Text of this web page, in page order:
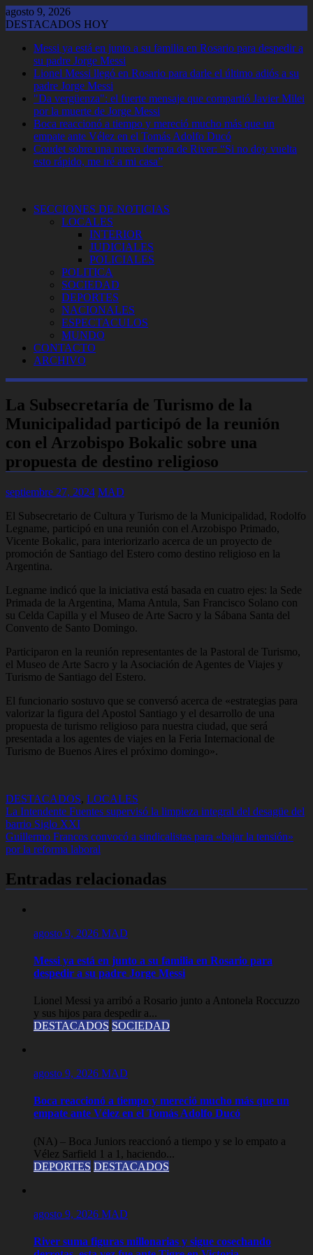
Saltar
al
agosto 9, 2026
DESTACADOS HOY
Messi ya está en junto a su familia en Rosario para despedir a
su padre Jorge Messi
Lionel Messi llegó en Rosario para darle el último adiós a su
padre Jorge Messi
"Da vergüenza": el fuerte mensaje que compartió Javier Milei
por la muerte de Jorge Messi
Boca reaccionó a tiempo y mereció mucho más que un
empate ante Vélez en el Tomás Adolfo Ducó
Coudet sobre una nueva derrota de River: “Si no doy vuelta
esto rápido, me iré a mi casa”
SECCIONES DE NOTICIAS
LOCALES
INTERIOR
JUDICIALES
POLICIALES
POLITICA
SOCIEDAD
DEPORTES
NACIONALES
ESPECTACULOS
MUNDO
CONTACTO
ARCHIVO
La Subsecretaría de Turismo de la
Municipalidad participó de la reunión
con el Arzobispo Bokalic sobre una
propuesta de destino religioso
septiembre 27, 2024 MAD
El Subsecretario de Cultura y Turismo de la Municipalidad, Rodolfo
Legname, participó en una reunión con el Arzobispo Primado,
Vicente Bokalic, para interiorizarlo acerca de un proyecto de
promoción de Santiago del Estero como destino religioso en la
Argentina.
Legname indicó que la iniciativa está basada en cuatro ejes: la Sede
Primada de la Argentina, Mama Antula, San Francisco Solano con
su Celda Capilla y el Museo de Arte Sacro y la Sábana Santa del
Convento de Santo Domingo.
Participaron en la reunión representantes de la Pastoral de Turismo,
el Museo de Arte Sacro y la Asociación de Agentes de Viajes y
Turismo de Santiago del Estero.
El funcionario sostuvo que se conversó acerca de «estrategias para
valorizar la figura del Apostol Santiago y el desarrollo de una
propuesta de turismo religioso para nuestra ciudad, que será
presentada a los agentes de viajes en la Feria Internacional de
Turismo de Buenos Aires el próximo domingo».
DESTACADOS, LOCALES
Navegación
de
entradas
La Intendente Fuentes supervisó la limpieza integral del desagüe del
barrio Siglo XXI
Guillermo Francos convocó a sindicalistas para «bajar la tensión»
por la reforma laboral
Entradas relacionadas
agosto 9, 2026 MAD
Messi ya está en junto a su familia en Rosario para
despedir a su padre Jorge Messi
Lionel Messi ya arribó a Rosario junto a Antonela Roccuzzo
y sus hijos para despedir a...
DESTACADOS SOCIEDAD
agosto 9, 2026 MAD
Boca reaccionó a tiempo y mereció mucho más que un
empate ante Vélez en el Tomás Adolfo Ducó
(NA) – Boca Juniors reaccionó a tiempo y se lo empato a
Vélez Sarfield 1 a 1, haciendo...
DEPORTES DESTACADOS
agosto 9, 2026 MAD
River suma figuras millonarias y sigue cosechando